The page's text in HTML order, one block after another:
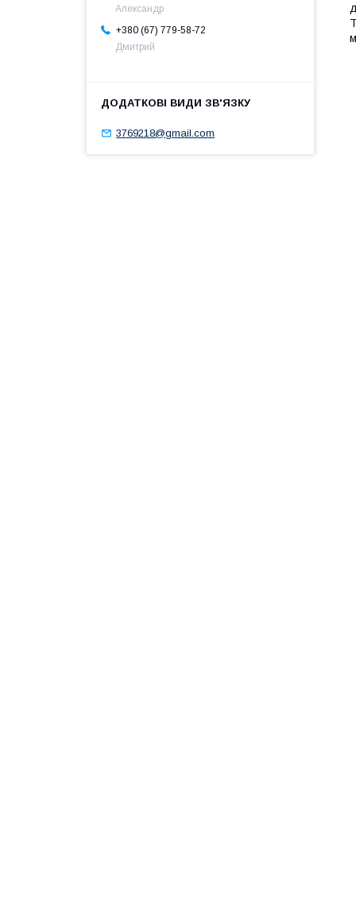
Александр
+380 (67) 779-58-72
Дмитрий
3769218@gmail.com